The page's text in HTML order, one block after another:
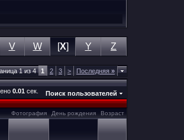
V W [X] Y Z
1 из 4 1 2 3 > Последняя »
0.01 сек. Поиск пользователей
Фотография День рождения Возраст